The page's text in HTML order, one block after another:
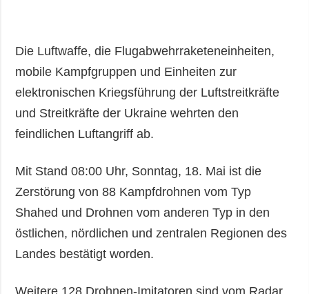
Die Luftwaffe, die Flugabwehrraketeneinheiten,
mobile Kampfgruppen und Einheiten zur
elektronischen Kriegsführung der Luftstreitkräfte
und Streitkräfte der Ukraine wehrten den
feindlichen Luftangriff ab.
Mit Stand 08:00 Uhr, Sonntag, 18. Mai ist die
Zerstörung von 88 Kampfdrohnen vom Typ
Shahed und Drohnen vom anderen Typ in den
östlichen, nördlichen und zentralen Regionen des
Landes bestätigt worden.
Weitere 128 Drohnen-Imitatoren sind vom Radar